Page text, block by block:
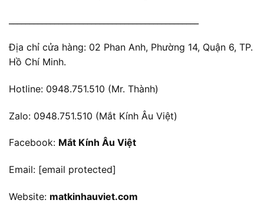
Địa chỉ cửa hàng: 02 Phan Anh, Phường 14, Quận 6, TP.
Hồ Chí Minh.
Hotline: 0948.751.510 (Mr. Thành)
Zalo: 0948.751.510 (Mắt Kính Âu Việt)
Facebook: Mắt Kính Âu Việt
Email: [email protected]
Website: matkinhauviet.com